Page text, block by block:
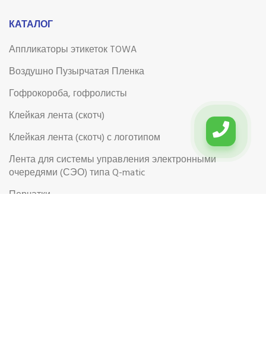
КАТАЛОГ
Аппликаторы этикеток TOWA
Воздушно Пузырчатая Пленка
Гофрокороба, гофролисты
Клейкая лента (скотч)
Клейкая лента (скотч) с логотипом
Лента для системы управления электронными
очередями (СЭО) типа Q-matic
Перчатки